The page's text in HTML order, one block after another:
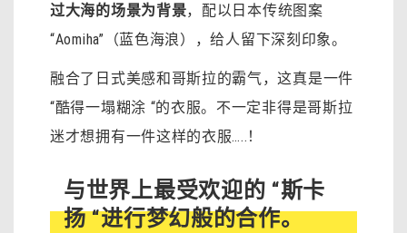
过大海的场景为背景，配以日本传统图案
“Aomiha”（蓝色海浪），给人留下深刻印象。
融合了日式美感和哥斯拉的霸气，这真是一件
“酷得一塌糊涂 “的衣服。不一定非得是哥斯拉
迷才想拥有一件这样的衣服…..！
与世界上最受欢迎的 “斯卡
扬 “进行梦幻般的合作。